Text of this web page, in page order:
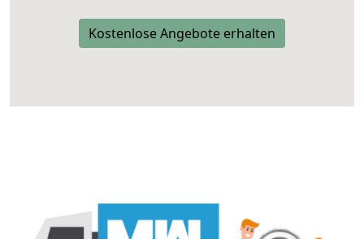
Kostenlose Angebote erhalten